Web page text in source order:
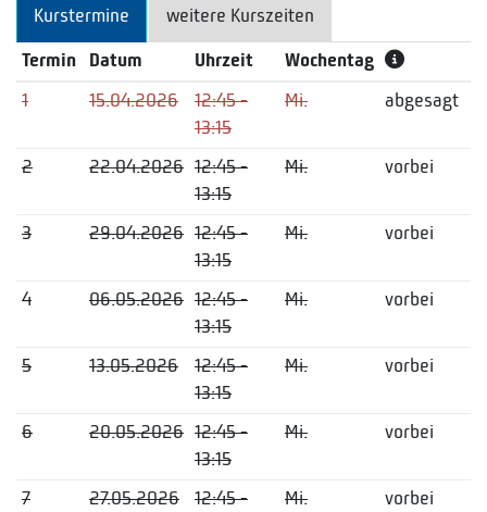
Kurstermine weitere Kurszeiten
Termin Datum Uhrzeit Wochentag
1 15.04.2026
12:45 -
13:15
Mi. abgesagt
2 22.04.2026 12:45 -
13:15
Mi. vorbei
3 29.04.2026 12:45 -
13:15
Mi. vorbei
4 06.05.2026 12:45 -
13:15
Mi. vorbei
5 13.05.2026
12:45 -
13:15
Mi. vorbei
6 20.05.2026 12:45 -
13:15
Mi. vorbei
7 27.05.2026 12:45 - Mi. vorbei